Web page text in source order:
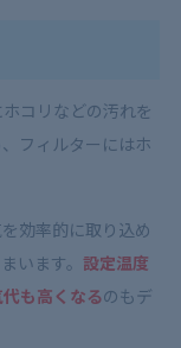
コリなどの汚れを
フィルターにはホ
効率的に取り込め
います。 設定温度
も高くなるのもデ